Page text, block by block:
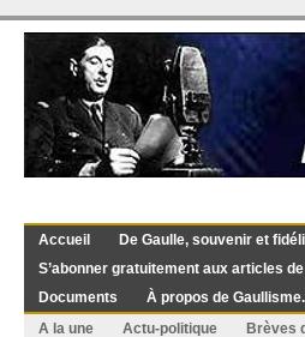
Accueil De Gaulle, souvenir et
S’abonner gratuitement aux articles
Documents
À propos de
A la une
Actu-politique Brèves